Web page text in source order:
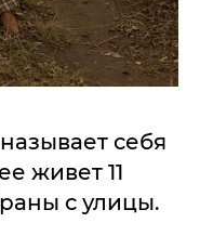
себя
живет 11
с улицы.